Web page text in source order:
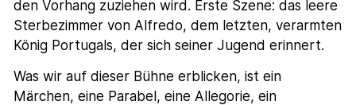
den Vorhang zuziehen wird. Erste Szene: das leere
Sterbezimmer von Alfredo, dem letzten, verarmten
König Portugals, der sich seiner Jugend erinnert.
Was wir auf dieser Bühne erblicken, ist ein
Märchen, eine Parabel, eine Allegorie, ein